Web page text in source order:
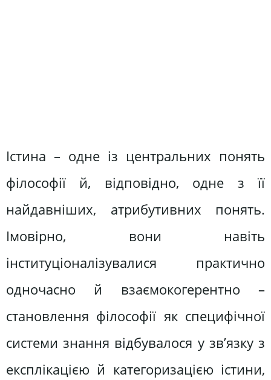
Істина – одне із центральних понять
філософії й, відповідно, одне з її
найдавніших, атрибутивних понять.
Імовірно, вони навіть
інституціоналізувалися практично
одночасно й взаємокогерентно –
становлення філософії як специфічної
системи знання відбувалося у зв’язку з
експлікацією й категоризацією істини,